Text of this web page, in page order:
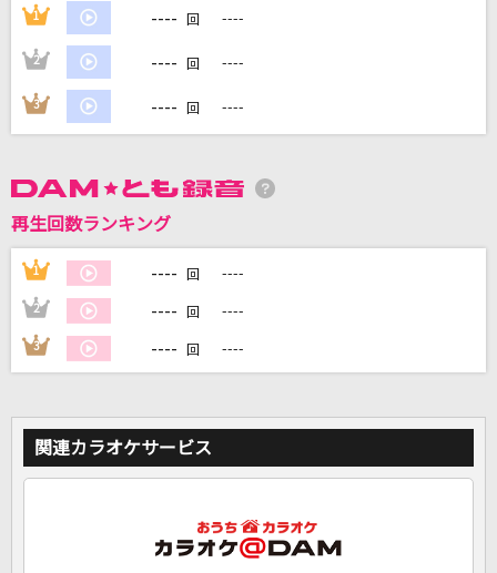
カラオケ最新情報をチェック！
1 ---- 回 ----
2 ---- 回 ----
3 ---- 回 ----
再生回数ランキング
1 ---- 回 ----
2 ---- 回 ----
3 ---- 回 ----
関連カラオケサービス